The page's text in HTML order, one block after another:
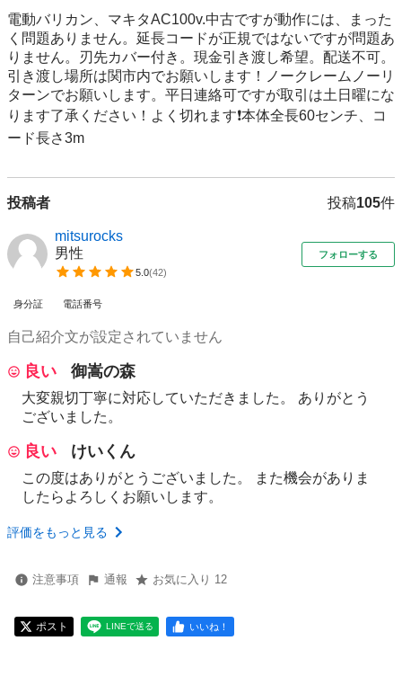
電動バリカン、マキタAC100v.中古ですが動作には、まった
く問題ありません。延長コードが正規ではないですが問題あ
りません。刃先カバー付き。現金引き渡し希望。配送不可。
引き渡し場所は関市内でお願いします！ノークレームノーリ
ターンでお願いします。平日連絡可ですが取引は土日曜にな
ります了承ください！よく切れます❗本体全長60センチ、コ
ード長さ3m
投稿者 投稿105件
mitsurocks
男性
5.0(42)
フォローする
身分証 電話番号
自己紹介文が設定されていません
良い 御嵩の森
大変親切丁寧に対応していただきました。 ありがとう
ございました。
良い けいくん
この度はありがとうございました。 また機会がありま
したらよろしくお願いします。
評価をもっと見る
注意事項 通報 お気に入り 12
ポスト LINEで送る いいね！